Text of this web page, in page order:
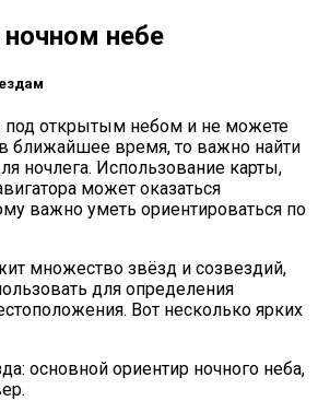
небе
под открытым небом и не можете
ближайшее время, то важно найти
ночлега. Использование карты,
может оказаться
важно уметь ориентироваться по
множество звёзд и созвездий,
для определения
Вот несколько ярких
основной ориентир ночного неба,